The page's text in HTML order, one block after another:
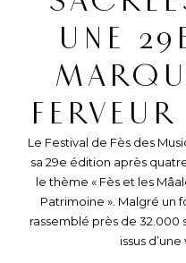
UNE
Le Festival de Fès des
sa 29e édition après
le thème « Fès et les
Patrimoine ». Malgré un
rassemblé près de 32.000
issus